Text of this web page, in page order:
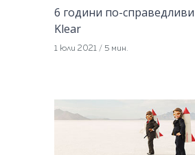
6 години по-справедливи
Klear
1 юли 2021 / 5 мин.